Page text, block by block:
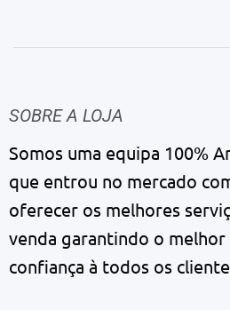
SOBRE A LOJA
Somos uma equipa 100%
que entrou no mercado
oferecer os melhores
venda garantindo o
confiança à todos os